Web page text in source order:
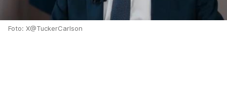
Foto: X@TuckerCarlson